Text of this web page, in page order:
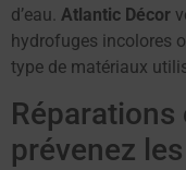
d’eau. Atlantic Décor
hydrofuges incolores
type de matériaux
Réparations
prévenez